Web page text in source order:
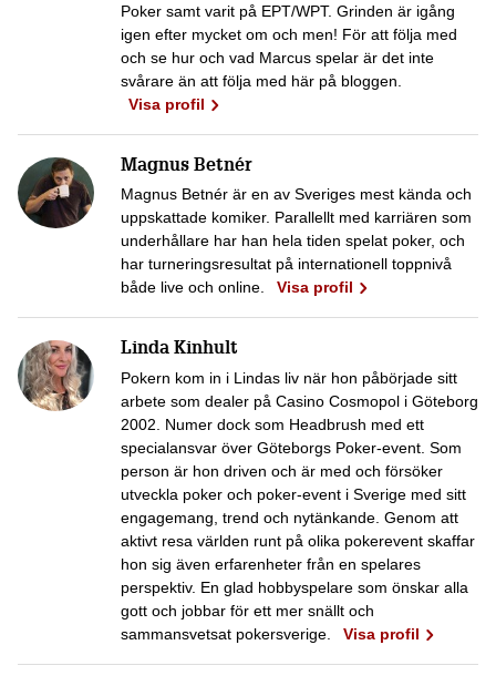
Poker samt varit på EPT/WPT. Grinden är igång
igen efter mycket om och men! För att följa med
och se hur och vad Marcus spelar är det inte
svårare än att följa med här på bloggen.
Visa profil
Magnus Betnér
Magnus Betnér är en av Sveriges mest kända och
uppskattade komiker. Parallellt med karriären som
underhållare har han hela tiden spelat poker, och
har turneringsresultat på internationell toppnivå
både live och online.
Visa profil
Linda Kinhult
Pokern kom in i Lindas liv när hon påbörjade sitt
arbete som dealer på Casino Cosmopol i Göteborg
2002. Numer dock som Headbrush med ett
specialansvar över Göteborgs Poker-event. Som
person är hon driven och är med och försöker
utveckla poker och poker-event i Sverige med sitt
engagemang, trend och nytänkande. Genom att
aktivt resa världen runt på olika pokerevent skaffar
hon sig även erfarenheter från en spelares
perspektiv. En glad hobbyspelare som önskar alla
gott och jobbar för ett mer snällt och
sammansvetsat pokersverige.
Visa profil